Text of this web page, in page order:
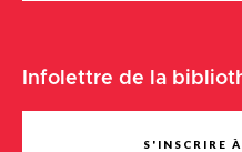
Infolettre de la
S'INSCRIRE